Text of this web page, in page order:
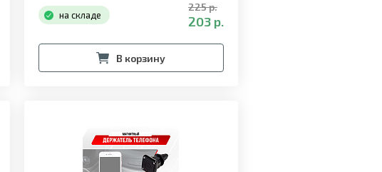
на складе
225 р.
203 р.
В корзину